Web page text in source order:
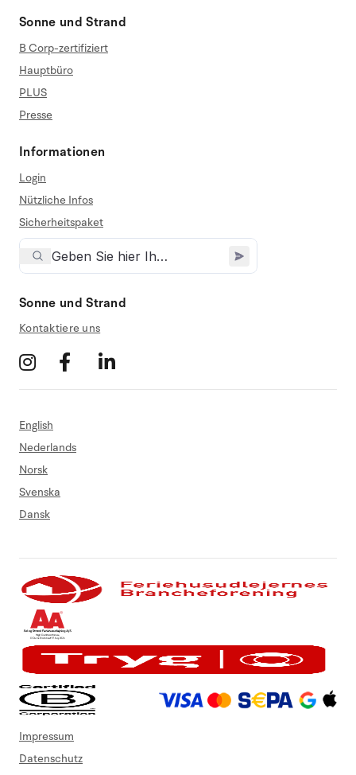
Sonne und Strand
B Corp-zertifiziert
Hauptbüro
PLUS
Presse
Informationen
Login
Nützliche Infos
Sicherheitspaket
Sonne und Strand
Kontaktiere uns
English
Nederlands
Norsk
Svenska
Dansk
Impressum
Datenschutz